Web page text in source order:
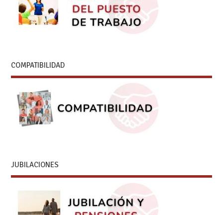
COMPATIBILIDAD
JUBILACIONES